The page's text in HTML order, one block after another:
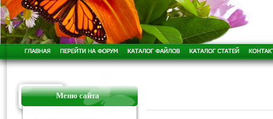
Меню сайта